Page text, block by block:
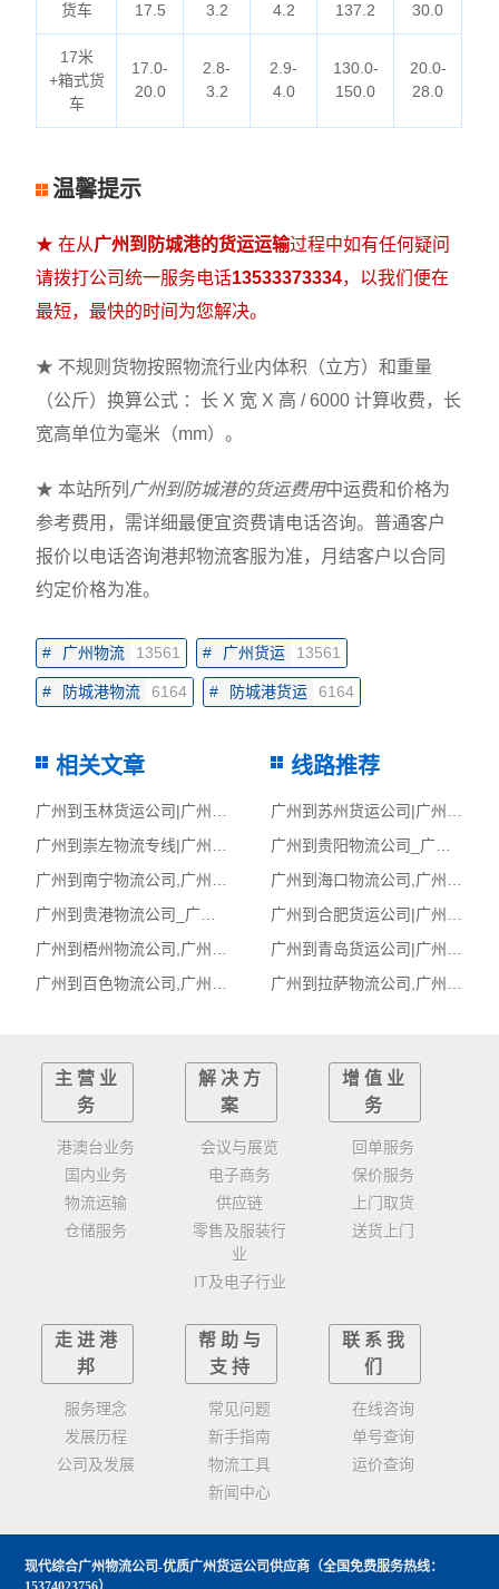
货车
17.5
3.2
4.2
137.2
30.0
17米
+箱式货
车
17.0-
20.0
2.8-
3.2
2.9-
4.0
130.0-
150.0
20.0-
28.0
温馨提示
★ 在从广州到防城港的货运运输过程中如有任何疑问
请拨打公司统一服务电话13533373334，以我们便在
最短，最快的时间为您解决。
★ 不规则货物按照物流行业内体积（立方）和重量
（公斤）换算公式 ：长 X 宽 X 高 / 6000 计算收费，长
宽高单位为毫米（mm）。
★ 本站所列 广州到防城港的货运费用中运费和价格为
参考费用，需详细最便宜资费请电话咨询。普通客户
报价以电话咨询港邦物流客服为准，月结客户以合同
约定价格为准。
# 广州物流 13561 # 广州货运 13561
# 防城港物流 6164 # 防城港货运 6164
相关文章 线路推荐
主营业
务
港澳台业务
国内业务
物流运输
仓储服务
解决方
案
会议与展览
电子商务
供应链
零售及服装行
业
IT及电子行业
增值业
务
回单服务
保价服务
上门取货
送货上门
走进港
邦
服务理念
发展历程
公司及发展
帮助与
支持
常见问题
新手指南
物流工具
新闻中心
联系我
们
在线咨询
单号查询
运价查询
现代综合广州物流公司-优质广州货运公司供应商 （全国免费服务热线：